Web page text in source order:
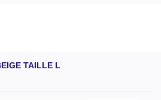
TAILLE L